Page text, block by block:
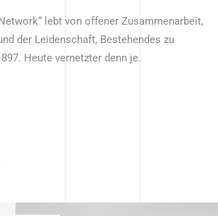
lebt von offener Zusammenarbeit,
der Leidenschaft, Bestehendes zu
Heute vernetzter denn je.